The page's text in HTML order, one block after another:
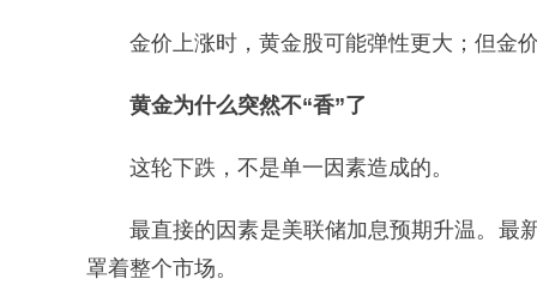
金价上涨时，黄金股可能弹性更大；但金
黄金为什么突然不“香”了
这轮下跌，不是单一因素造成的。
最直接的因素是美联储加息预期升温。最
罩着整个市场。